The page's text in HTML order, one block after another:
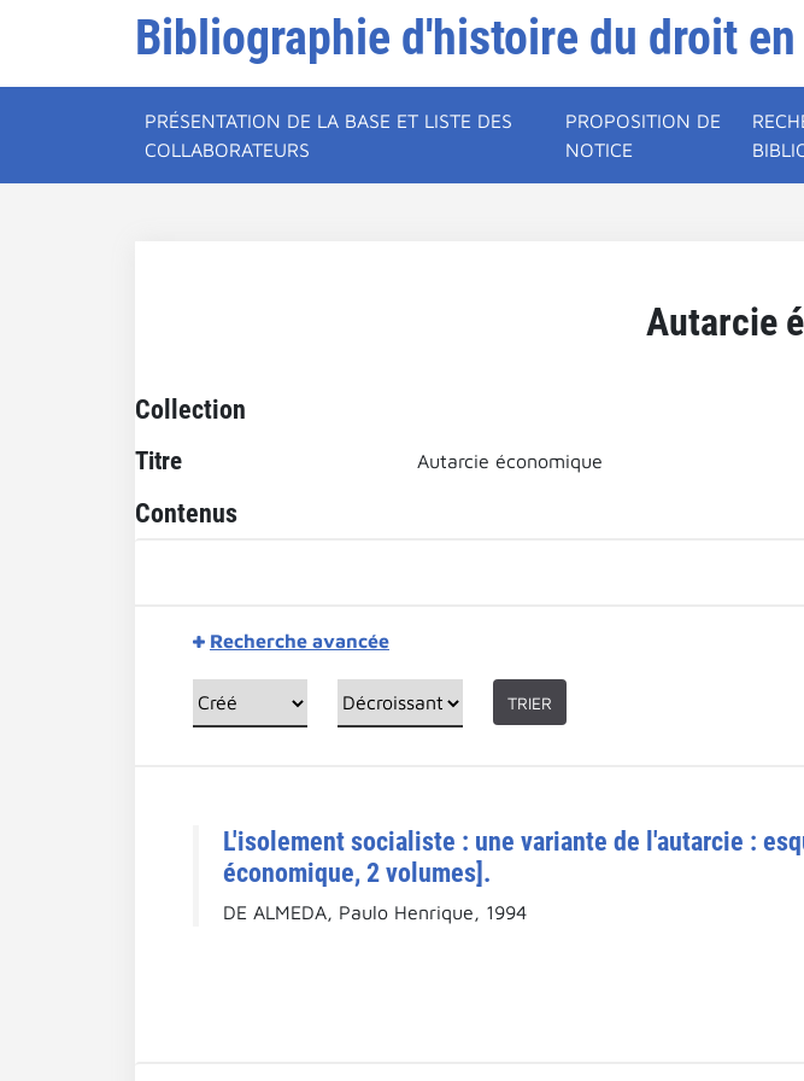
Bibliographie d'histoire du droit
PRÉSENTATION DE LA BASE ET LISTE DES
COLLABORATEURS
PROPOSITION DE
NOTICE
Autarcie
Collection
Titre Autarcie économique
Contenus
Recherche avancée
TRIER
L'isolement socialiste : une variante de l'autarcie :
économique, 2 volumes].
DE ALMEDA, Paulo Henrique, 1994